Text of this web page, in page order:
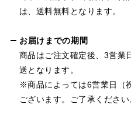
は、送料無料となります。
お届けまでの期間
商品はご注文確定後、3営業
送となります。
※商品によっては6営業日（
ございます。ご了承ください